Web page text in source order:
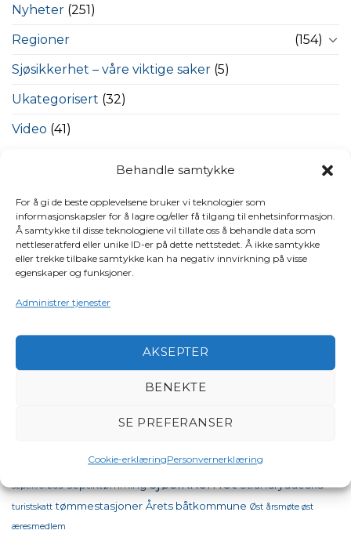
Behandle samtykke
For å gi de beste opplevelsene bruker vi teknologier som
informasjonskapsler for å lagre og/eller få tilgang til enhetsinformasjon.
Å samtykke til disse teknologiene vil tillate oss å behandle data som
nettleseratferd eller unike ID-er på dette nettstedet. Å ikke samtykke
eller trekke tilbake samtykke kan ha negativ innvirkning på visse
egenskaper og funksjoner.
Administrer tjenester
AKSEPTER
BENEKTE
SE PREFERANSER
Cookie-erklæringPersonvernerklæring
Nyheter (251)
Regioner
(154)
Sjøsikkerhet – våre viktige saker (5)
Ukategorisert (32)
Video (41)
98 oktan aktiviteter bestumkilen båt båter i sjøen
båtforbundet båtforening båtpolitikk båtsikkerhet
båttinget båttinget 2026 drivstoffpriser båt
FrivillighetensFremtid Havneforsikring
momskompensasjonNasjonal
Maritim Sikkerhetsdag
praktiske tips
redningsselskapet Rein Hardangerfjord
septikforbud septiktømming sjøsikkerhet Strandryddeuka
turistskatt tømmestasjoner Årets båtkommune Øst årsmøte øst
æresmedlem